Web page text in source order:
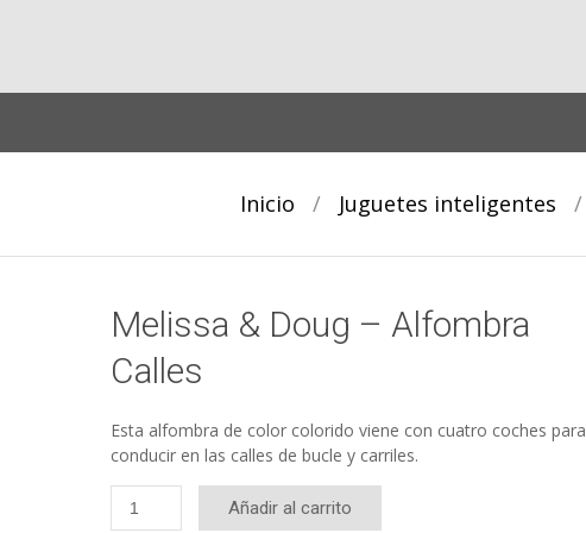
Inicio / Juguetes inteligentes /
Melissa & Doug – Alfombra
Calles
Esta alfombra de color colorido viene con cuatro coches para
conducir en las calles de bucle y carriles.
Melissa
Añadir al carrito